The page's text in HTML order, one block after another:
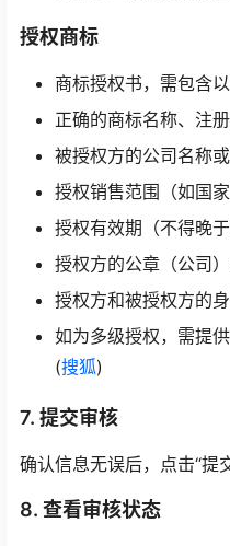
授权商标
商标授权书，需包含以
正确的商标名称、注
被授权方的公司名称或
授权销售范围（如国
授权有效期（不得晚于
授权方的公章（公司
授权方和被授权方的身
如为多级授权，需提
(搜狐)
7. 提交审核
确认信息无误后，点击“提
8. 查看审核状态